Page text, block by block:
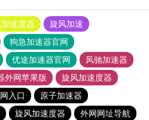
速度器
旋风加速
狗急加速器官网
优途加速器官网
风驰加速器
外网苹果版
旋风加速度器
入口
原子加速器
旋风加速度器
外网网址导航